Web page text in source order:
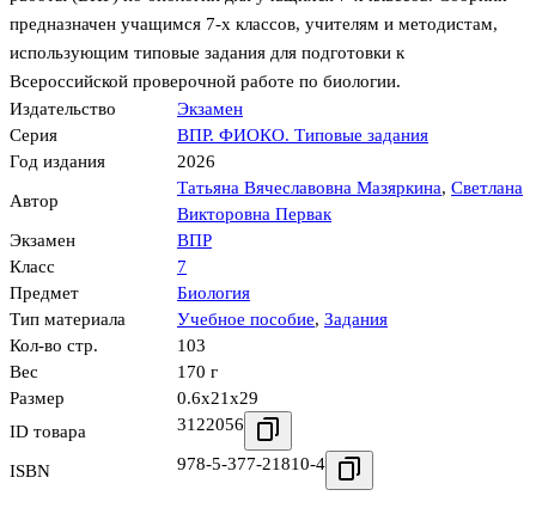
предназначен учащимся 7-х классов, учителям и методистам,
использующим типовые задания для подготовки к
Всероссийской проверочной работе по биологии.
Издательство
Экзамен
Серия
ВПР. ФИОКО. Типовые задания
Год издания
2026
Автор
Татьяна Вячеславовна Мазяркина, Светлана
Викторовна Первак
Экзамен
ВПР
Класс
7
Предмет
Биология
Тип материала
Учебное пособие, Задания
Кол-во стр.
103
Вес
170 г
Размер
0.6x21x29
ID товара
3122056
ISBN 978-5-377-21810-4